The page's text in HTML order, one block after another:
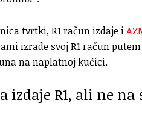
tvrtki, R1 račun izdaje i
izrade svoj R1 račun
na naplatnoj kućici.
izdaje R1, ali ne na